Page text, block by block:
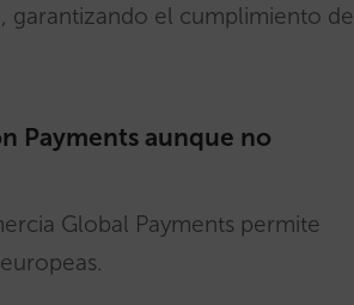
garantizando el cumplimiento de
Payments aunque no
Global Payments permite